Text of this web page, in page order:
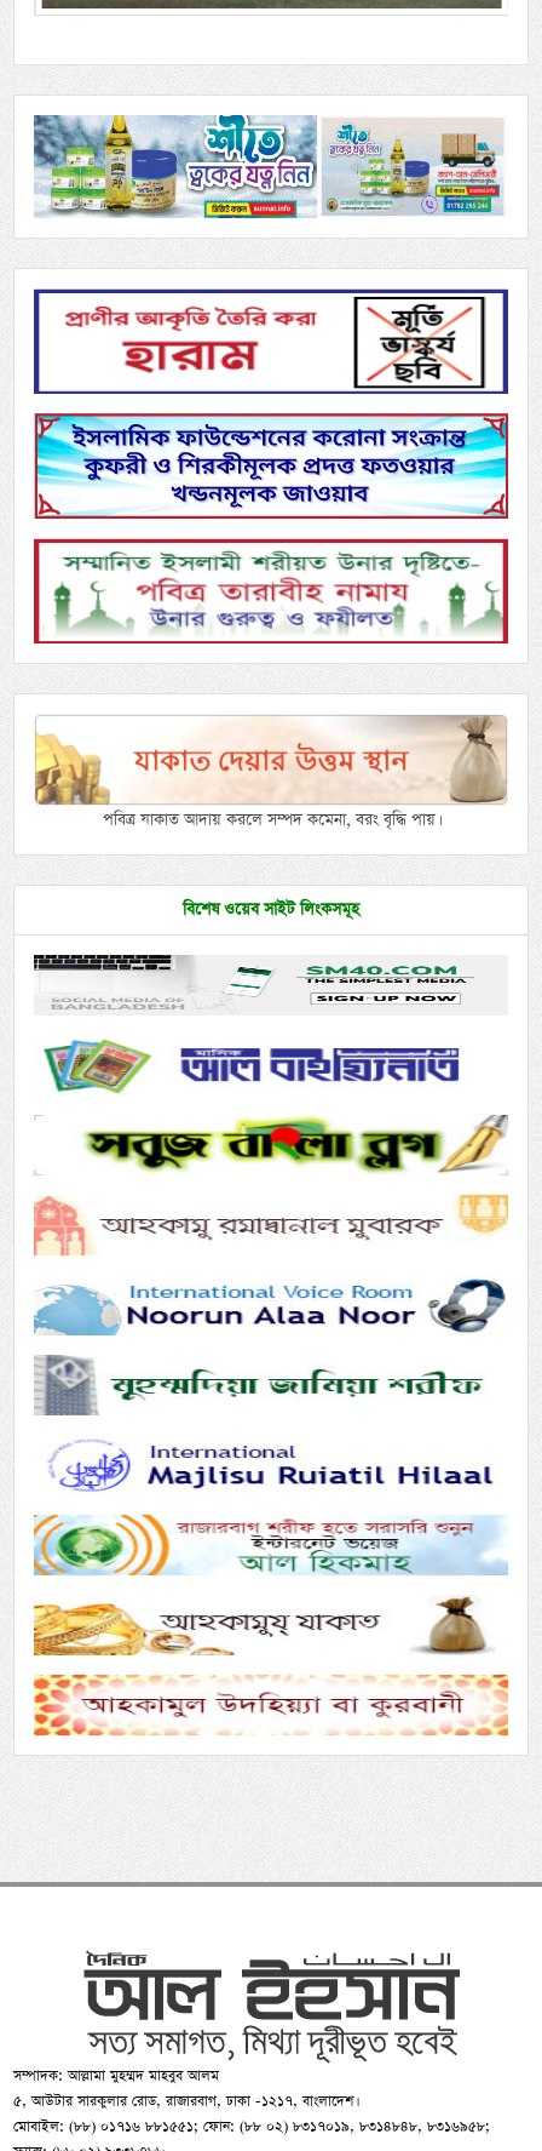
পবিত্র যাকাত আদায় করলে সম্পদ কমেনা, বরং বৃদ্ধি পায়।
বিশেষ ওয়েব সাইট লিংকসমূহ
সম্পাদক: আল্লামা মুহম্মদ মাহবুব আলম
৫, আউটার সারকুলার রোড, রাজারবাগ, ঢাকা -১২১৭, বাংলাদেশ।
মোবাইল: (৮৮) ০১৭১৬ ৮৮১৫৫১; ফোন: (৮৮ ০২) ৮৩১৭০১৯, ৮৩১৪৮৪৮, ৮৩১৬৯৫৮;